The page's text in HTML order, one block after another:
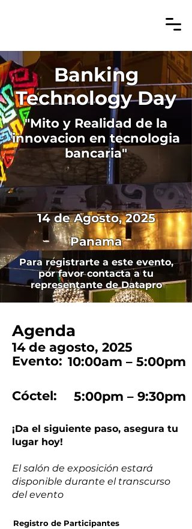
Banking
Technology Day
"Mito y Realidad de la
innovacion en tecnologia
bancaria"
14 de Agosto, 2025
Panama
Para registrarte a este evento,
por favor contacta a tu
representante de Datapro
10:00am – 5:00pm
5:00pm – 9:30pm
Evento:
Cóctel:
Agenda
14 de agosto, 2025
¡Da el siguiente paso, asegura tu
lugar hoy!
El salón de exposición estará
disponible durante el transcurso
del evento
Registro de Participantes